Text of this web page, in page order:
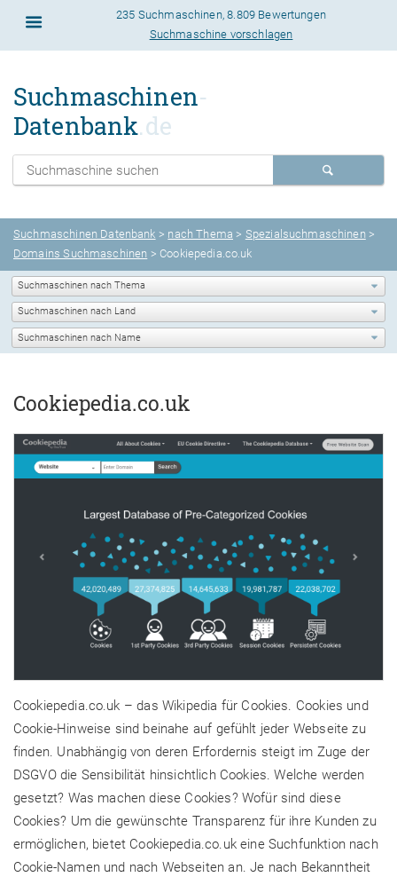
235 Suchmaschinen,8.809 Bewertungen
Suchmaschine vorschlagen
Suchmaschinen-
Datenbank.de
Suchmaschinen Datenbank > nach Thema > Spezialsuchmaschinen >
Domains Suchmaschinen > Cookiepedia.co.uk
Cookiepedia.co.uk
Cookiepedia.co.uk – das Wikipedia für Cookies. Cookies und
Cookie-Hinweise sind beinahe auf gefühlt jeder Webseite zu
finden. Unabhängig von deren Erfordernis steigt im Zuge der
DSGVO die Sensibilität hinsichtlich Cookies. Welche werden
gesetzt? Was machen diese Cookies? Wofür sind diese
Cookies? Um die gewünschte Transparenz für ihre Kunden zu
ermöglichen, bietet Cookiepedia.co.uk eine Suchfunktion nach
Cookie-Namen und nach Webseiten an. Je nach Bekanntheit